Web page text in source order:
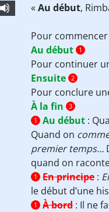
«Au début,
Pour
Au début
1
Pour continuer
Ensuite 2
Pour conclure
À la fin
3
1
Au début :
Quand on
premier temps…
quand on
1 En principe :
le début d’une
1 À bord : Il ne